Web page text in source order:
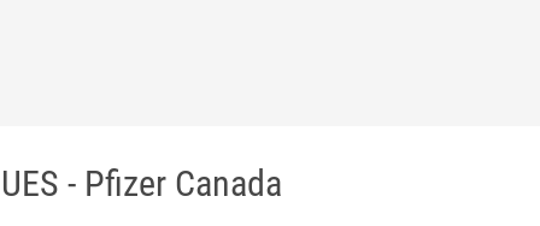
- Pfizer Canada